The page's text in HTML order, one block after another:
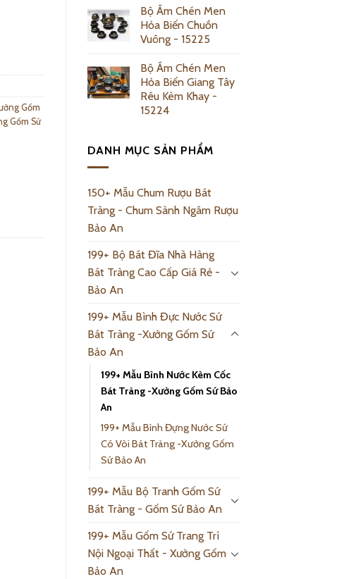
Bộ Ấm Chén Men
Hỏa Biến Chuồn
Vuông - 15225
Bộ Ấm Chén Men
Hỏa Biến Giang Tây
Rêu Kèm Khay -
15224
DANH MỤC SẢN PHẨM
150+ Mẫu Chum Rượu Bát
Tràng - Chum Sành Ngâm Rượu
Bảo An
199+ Bộ Bát Đĩa Nhà Hàng
Bát Tràng Cao Cấp Giá Rẻ -
Bảo An
199+ Mẫu Bình Đực Nước Sứ
Bát Tràng -Xưởng Gốm Sứ
Bảo An
199+ Mẫu Bình Nước Kèm Cốc
Bát Tràng -Xưởng Gốm Sứ Bảo
An
199+ Mẫu Bình Đựng Nước Sứ
Có Vòi Bát Tràng -Xưởng Gốm
Sứ Bảo An
199+ Mẫu Bộ Tranh Gốm Sứ
Bát Tràng - Gốm Sứ Bảo An
199+ Mẫu Gốm Sứ Trang Trí
Nội Ngoại Thất - Xưởng Gốm
Bảo An
quantity
Gốm
Gốm Sứ